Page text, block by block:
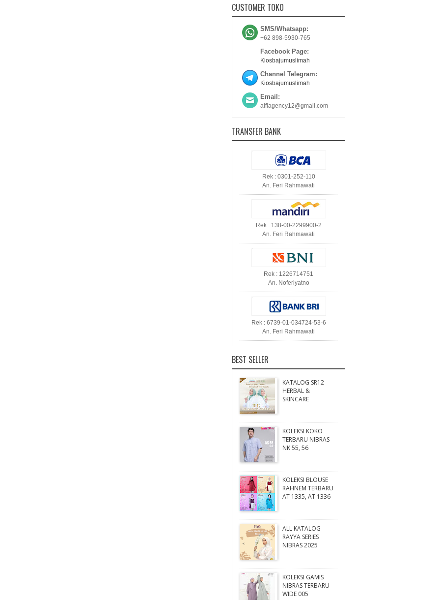
CUSTOMER TOKO
SMS/Whatsapp:
+62 898-5930-765
Facebook Page:
Kiosbajumuslimah
Channel Telegram:
Kiosbajumuslimah
Email:
alfiagency12@gmail.com
TRANSFER BANK
Rek : 0301-252-110
An. Feri Rahmawati
Rek : 138-00-2299900-2
An. Feri Rahmawati
Rek : 1226714751
An. Noferiyatno
Rek : 6739-01-034724-53-6
An. Feri Rahmawati
BEST SELLER
KATALOG SR12
HERBAL &
SKINCARE
KOLEKSI KOKO
TERBARU NIBRAS
NK 55, 56
KOLEKSI BLOUSE
RAHNEM TERBARU
AT 1335, AT 1336
ALL KATALOG
RAYYA SERIES
NIBRAS 2025
KOLEKSI GAMIS
NIBRAS TERBARU
WIDE 005